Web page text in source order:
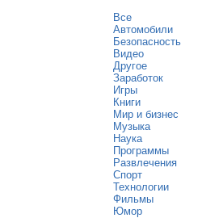
Все
Автомобили
Безопасность
Видео
Другое
Заработок
Игры
Книги
Мир и бизнес
Музыка
Наука
Программы
Развлечения
Спорт
Технологии
Фильмы
Юмор